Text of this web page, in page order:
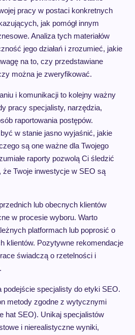
pracy w postaci konkretnych
jak pomógł innym
Analiza tych materiałów
jego działań i zrozumieć, jakie
na to, czy przedstawiane
można je zweryfikować.
i komunikacji to kolejny ważny
pracy specjalisty, narzędzia,
raportowania postępów.
w stanie jasno wyjaśnić, jakie
są one ważne dla Twojego
raporty pozwolą Ci śledzić
Twoje inwestycje w SEO są
lub obecnych klientów
w procesie wyboru. Warto
platformach lub poprosić o
klientów. Pozytywne rekomendacje
świadczą o rzetelności i
podejście specjalisty do etyki SEO.
metody zgodne z wytycznymi
hat SEO). Unikaj specjalistów
i nierealistyczne wyniki,